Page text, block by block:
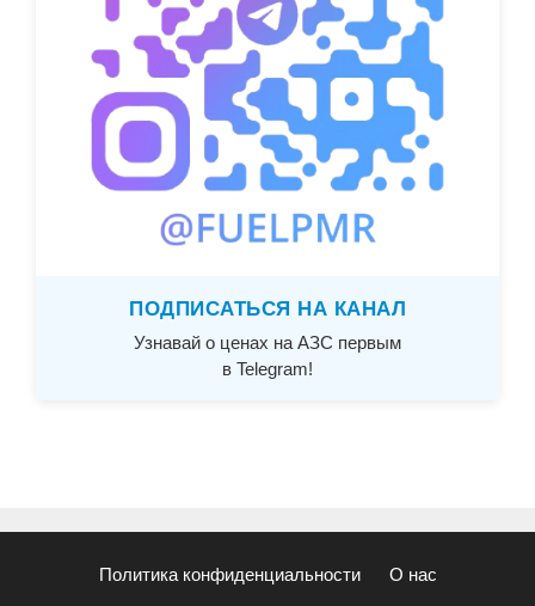
ПОДПИСАТЬСЯ НА КАНАЛ
Узнавай о ценах на АЗС первым
в Telegram!
Политика конфиденциальности О нас